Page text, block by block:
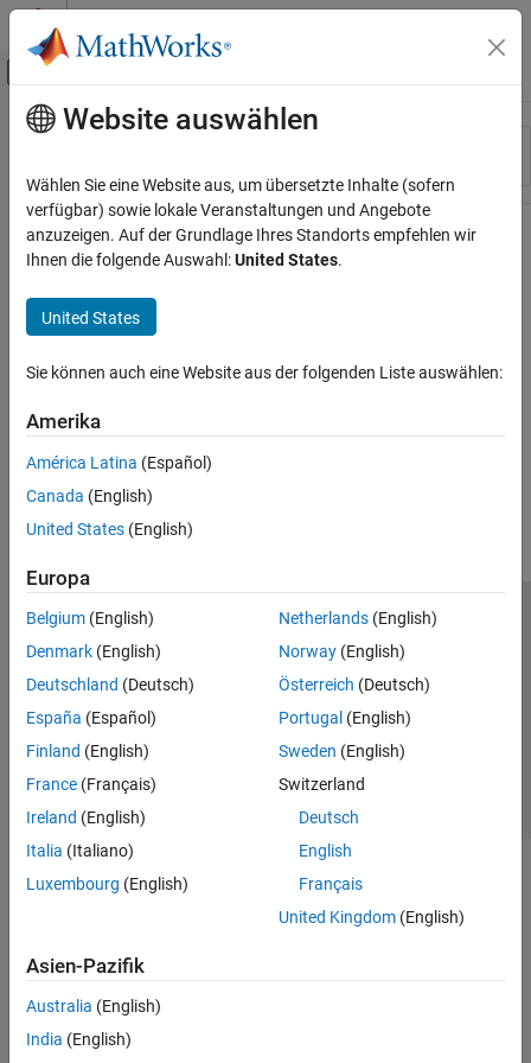
Weiter zum Inhalt
Umschaltung für Off-Canvas-
Ressource
Hauptinhalt
Website auswählen
Wählen Sie eine Website aus, um übersetzte Inhalte (sofern
verfügbar) sowie lokale Veranstaltungen und Angebote
anzuzeigen. Auf der Grundlage Ihres Standorts empfehlen wir
Ihnen die folgende Auswahl:United States.
United States
Sie können auch eine Website aus der folgenden Liste auswählen:
Amerika
América Latina (Español)
Canada (English)
United States (English)
Europa
Belgium (English)
Denmark (English)
Deutschland (Deutsch)
España (Español)
Finland (English)
France (Français)
Ireland (English)
Italia (Italiano)
Luxembourg (English)
Netherlands(English)
Norway(English)
Österreich (Deutsch)
Portugal (English)
Sweden (English)
Switzerland
Deutsch
English
Français
United Kingdom(English)
Asien-Pazifik
Australia (English)
India (English)
Trust Center
Datenschutz-Richtlinien
Datendiebstahl verhindern
Status von Anwendungen
© 1994-2026 The MathWorks, Inc.
Website auswählen
Deutschland